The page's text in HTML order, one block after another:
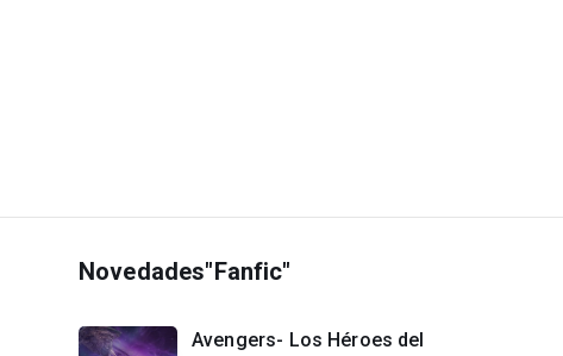
Novedades"Fanfic"
Avengers- Los Héroes del